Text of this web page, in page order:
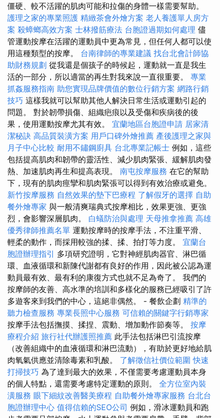
僵硬、較不活躍的肌肉可能和拉傷的身體一樣需要幫助。
護理之家的專業照護 精緻茶會外燴方案 老人養護單人房方
案 殺蟑螂高效方案 士林撥筋療法 台胞證過期如何處理 儘
管運動按摩在活躍的運動員中更為常見，但任何人都可以使
用這種類型的按摩。 台南律師的專業建議 找台北會計師協
助財務規劃 從我還是個孩子的時候起，運動就一直是我生
活的一部分，所以適當的再生對我來說一直很重要。 專業
抓姦服務指南 助您實現品牌價值的數位行銷方案 網路行銷
技巧 這樣我就可以幫助其他人解決日常生活或運動引起的
問題。 對於韌帶損傷、組織疤痕以及受傷和疾病後的後
果，使用運動按摩尤其有效。 宜蘭地區台胞證申請 居家清
潔秘訣 高品質裝潢方案 用戶口碑外燴推薦 產後護理之家與
月子中心比較 耐用不鏽鋼廚具 台北專業記帳士 例如，這些
包括提高肌肉和韌帶的靈活性、減少肌肉緊張、緩解肌肉發
熱、加速肌肉再生和提高表現。 南屯按摩服務 在它的幫助
下，現有的肌肉痙攣和肌肉緊張可以得到有效治療或避免。
新竹按摩服務 自然效果的墊下巴療程 了解假牙的選擇 自助
餐外燴專家 與一般清爽瑞典式按摩相比，效果更強、更強
烈，會影響深層肌肉。 白蟻防治與處理 天母推拿推薦 高雄
優秀律師推薦名單 運動按摩時的按摩手法，不注重平滑、
輕柔的動作，而採用較強的揉、揉、拍打等力度。 宜蘭台
胞證辦理指引 多項研究證明，它對神經肌肉器官、淋巴循
環、血液循環和新陳代謝都有良好的作用，因此被公認為運
動員最有效、最有利的康復方式也就不足為奇了。 我們的
按摩師的友善、高水準的培訓和多樣化的服務已經吸引了許
多遊客來到我們的中心，這絕非偶然。 - 餐飲企劃 精準的
聽力檢查服務 專業長照中心服務 可信賴的關鍵字行銷專家
按摩手法包括撫摸、揉捏、震動、增加動作節奏等。 按摩
療程介紹 旅行社代辦護照推薦 此手法包括淋巴引流按摩
（改善組織中的血液循環和淋巴流動），有助於更好地給肌
肉氧氣供應並清除毒素和乳酸。 了解徵信社價位範圍 快速
打掃技巧 為了達到最大的效果，不僅需要考慮運動員本身
的個人特點，還需要考慮特定運動的原則。 全方位室內裝
潢服務 眼下細紋改善醫美療程 自助餐外燴專家服務 台北台
胞證辦理中心 值得信賴的SEO公司 例如，滑冰運動員和跑